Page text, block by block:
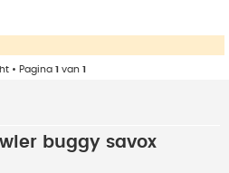
• Pagina 1van 1
buggy savox